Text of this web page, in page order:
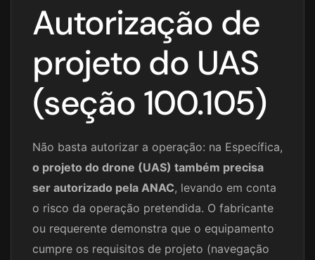
Autorização de
projeto do UAS
(seção 100.105)
Não basta autorizar a operação: na Específica,
o projeto do drone (UAS) também precisa
ser autorizado pela ANAC, levando em conta
o risco da operação pretendida. O fabricante
ou requerente demonstra que o equipamento
cumpre os requisitos de projeto (navegação